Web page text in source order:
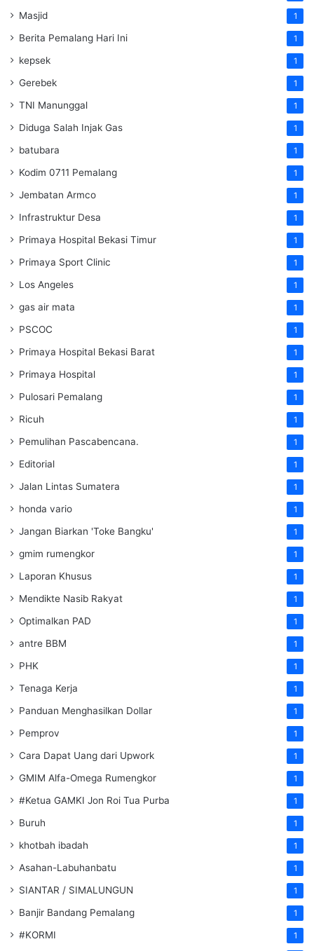
Masjid 1
Berita Pemalang Hari Ini 1
kepsek 1
Gerebek 1
TNI Manunggal 1
Diduga Salah Injak Gas 1
batubara 1
Kodim 0711 Pemalang 1
Jembatan Armco 1
Infrastruktur Desa 1
Primaya Hospital Bekasi Timur 1
Primaya Sport Clinic 1
Los Angeles 1
gas air mata 1
PSCOC 1
Primaya Hospital Bekasi Barat 1
Primaya Hospital 1
Pulosari Pemalang 1
Ricuh 1
Pemulihan Pascabencana. 1
Editorial 1
Jalan Lintas Sumatera 1
honda vario 1
Jangan Biarkan 'Toke Bangku' 1
gmim rumengkor 1
Laporan Khusus 1
Mendikte Nasib Rakyat 1
Optimalkan PAD 1
antre BBM 1
PHK 1
Tenaga Kerja 1
Panduan Menghasilkan Dollar 1
Pemprov 1
Cara Dapat Uang dari Upwork 1
GMIM Alfa-Omega Rumengkor 1
#Ketua GAMKI Jon Roi Tua Purba 1
Buruh 1
khotbah ibadah 1
Asahan-Labuhanbatu 1
SIANTAR / SIMALUNGUN 1
Banjir Bandang Pemalang 1
#KORMI 1